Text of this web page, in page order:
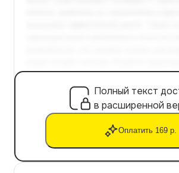
Полный текст
в расширенной
Оплатить 169 р.